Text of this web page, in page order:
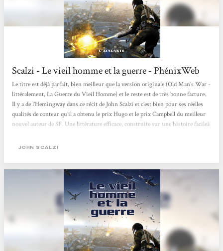
Scalzi - Le vieil homme et la guerre - PhénixWeb
Le titre est déjà parfait, bien meilleur que la version originale (Old Man’s War -
littéralement, La Guerre du Vieil Homme) et le reste est de très bonne facture.
Il y a de l’Hemingway dans ce récit de John Scalzi et c’est bien pour ses réelles
qualités de conteur qu’il a obtenu le prix Hugo et le prix Campbell du meilleur
nouvel auteur de SF. Une littérature efficace, construite sur une histoire facileà
moyen, et accessoirement un veuf de plus de soixante-quinze ans, en partance
JOHN SCALZI